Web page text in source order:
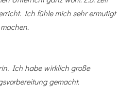
Ich fühle mich sehr ermutigt
Ich habe wirklich große
gemacht.